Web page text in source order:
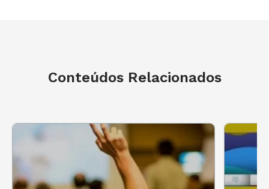
Conteúdos Relacionados